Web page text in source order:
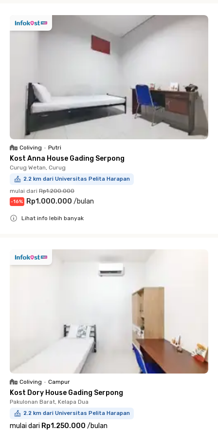
Coliving • Putri
Kost Anna House Gading Serpong
Curug Wetan, Curug
2.2 km dari Universitas Pelita Harapan
mulai dari Rp1.200.000
-16% Rp1.000.000 /bulan
Lihat info lebih banyak
Coliving • Campur
Kost Dory House Gading Serpong
Pakulonan Barat, Kelapa Dua
2.2 km dari Universitas Pelita Harapan
mulai dari Rp1.250.000 /bulan